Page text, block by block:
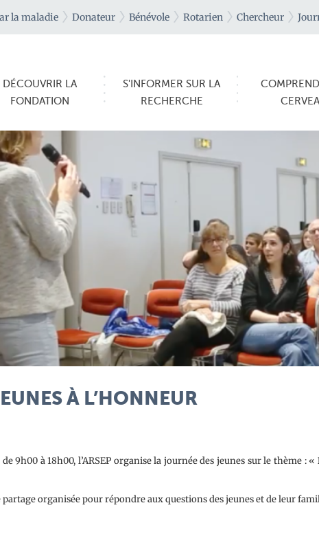
la maladie Donateur Bénévole Rotarien Chercheur
DÉCOUVRIR LA
FONDATION
S'INFORMER SUR LA
RECHERCHE
À L’HONNEUR
de 9h00 à 18h00, l’ARSEP organise la journée des jeunes sur le thème : «
partage organisée pour répondre aux questions des jeunes et de leur